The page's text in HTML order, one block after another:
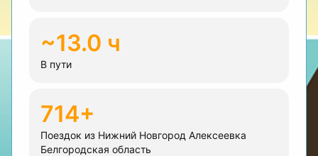
~13.0 ч
В пути
714+
Поездок из Нижний Новгород Алексеевка
Белгородская область